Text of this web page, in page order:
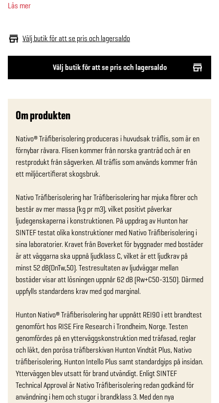
Välj butik för att se pris och lagersaldo
Välj butik för att se pris och lagersaldo
Läs mer
Om produkten
Nativo® Träfiberisolering produceras i huvudsak träflis, som är en
förnybar råvara. Flisen kommer från norska granträd och är en
restprodukt från sågverken. All träflis som används kommer från
ett miljöcertifierat skogsbruk.
Nativo Träfiberisolering har Träfiberisolering har mjuka fibrer och
består av mer massa (kg pr m3), vilket positivt påverkar
ljudegenskaperna i konstruktionen. På uppdrag av Hunton har
SINTEF testat olika konstruktioner med Nativo Träfiberisolering i
sina laboratorier. Kravet från Boverket för byggnader med bostäder
är att väggarna ska uppnå ljudklass C, vilket är ett ljudkrav på
minst 52 dB(DnTw,50). Testresultaten av ljudväggar mellan
bostäder visar att lösningen uppnår 62 dB (Rw+C50-3150). Därmed
uppfylls standardens krav med god marginal.
Hunton Nativo® Träfiberisolering har uppnått REI90 i ett brandtest
genomfört hos RISE Fire Research i Trondheim, Norge. Testen
genomfördes på en ytterväggskonstruktion med träfasad, reglar
och läkt, den porösa träfiberskivan Hunton Vindtät Plus, Nativo
träfiberisolering, Hunton Intello Plus samt standardgips på insidan.
Ytterväggen blev utsatt för brand utvändigt. Enligt SINTEF
Technical Approval är Nativo Träfiberisolering redan godkänd för
användning i hem och stugor i brandklass 3. Med den nya